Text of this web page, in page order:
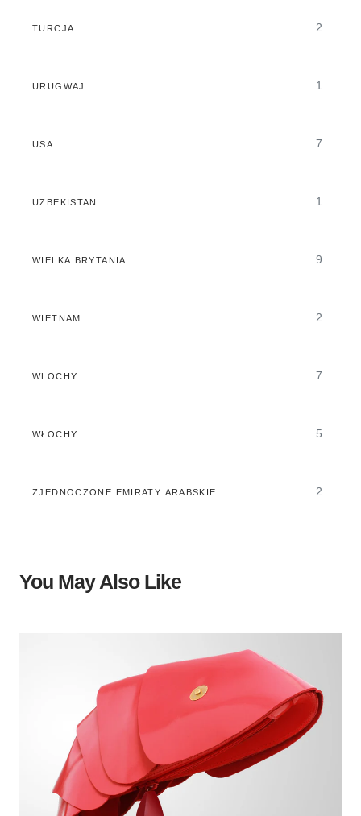
TURCJA 2
URUGWAJ 1
USA 7
UZBEKISTAN 1
WIELKA BRYTANIA 9
WIETNAM 2
WLOCHY 7
WŁOCHY 5
ZJEDNOCZONE EMIRATY ARABSKIE 2
You May Also Like